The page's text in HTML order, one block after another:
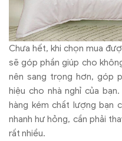
Chưa hết, khi chọn mua
sẽ góp phần giúp cho
nên sang trọng hơn, góp
hiệu cho nhà nghỉ của
hàng kém chất lượng bạn
nhanh hư hỏng, cần phải
rất nhiều.